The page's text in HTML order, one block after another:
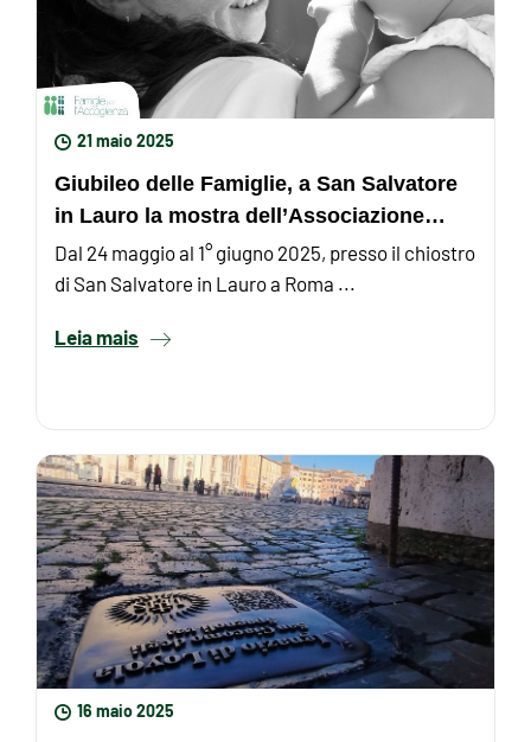
21 maio 2025
Giubileo delle Famiglie, a San Salvatore
in Lauro la mostra dell’Associazione
Famiglie per ...
Dal 24 maggio al 1° giugno 2025, presso il chiostro
di San Salvatore in Lauro a Roma ...
Leia mais
16 maio 2025